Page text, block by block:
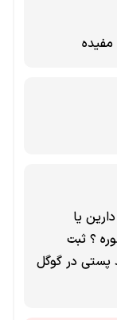
مفیده
یا
؟ ثبت
پستی در گوگل